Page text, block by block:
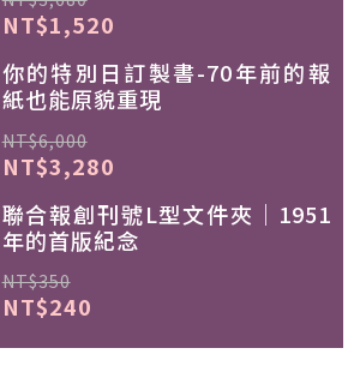
NT$1,520
你的特別日訂製書-70年前的報
紙也能原貌重現
NT$6,000
NT$3,280
聯合報創刊號L型文件夾｜1951
年的首版紀念
NT$350
NT$240